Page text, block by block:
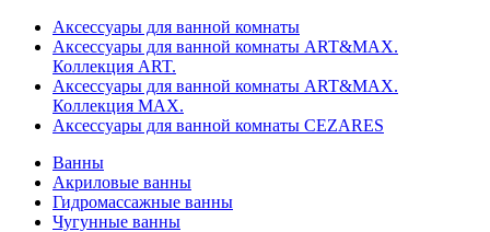
Аксессуары для ванной комнаты
Аксессуары для ванной комнаты ART&MAX.
Коллекция ART.
Аксессуары для ванной комнаты ART&MAX.
Коллекция MAX.
Аксессуары для ванной комнаты CEZARES
Ванны
Акриловые ванны
Гидромассажные ванны
Чугунные ванны